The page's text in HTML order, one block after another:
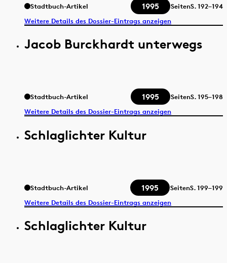
Stadtbuch-Artikel 1995 SeitenS.192–194
Weitere Details des Dossier-Eintrags anzeigen
Jacob Burckhardt unterwegs
Stadtbuch-Artikel 1995 SeitenS.195–198
Weitere Details des Dossier-Eintrags anzeigen
Schlaglichter Kultur
Stadtbuch-Artikel 1995 SeitenS.199–199
Weitere Details des Dossier-Eintrags anzeigen
Schlaglichter Kultur